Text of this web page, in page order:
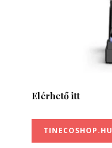
Elérhető itt
TINECOSHOP.HU